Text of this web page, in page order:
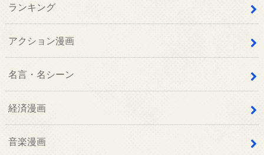
ランキング
アクション漫画
名言・名シーン
経済漫画
音楽漫画